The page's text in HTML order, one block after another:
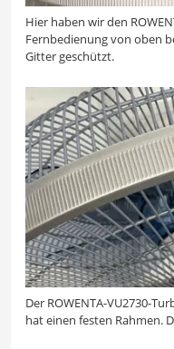
Hier haben wir den
Fernbedienung von oben
Gitter geschützt.
Der ROWENTA-VU2730-
hat einen festen Rahmen.